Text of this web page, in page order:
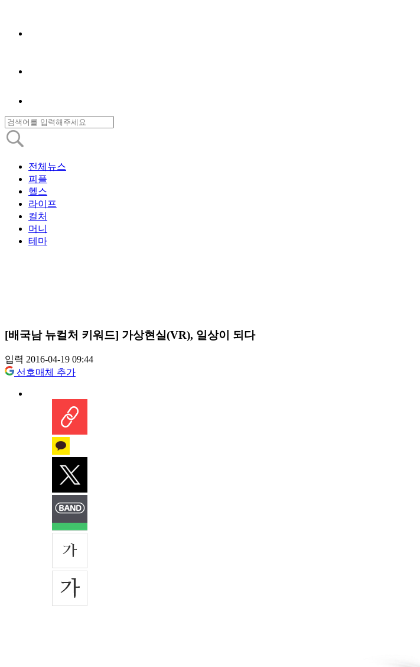
전체뉴스
피플
헬스
라이프
컬처
머니
테마
[배국남 뉴컬처 키워드] 가상현실(VR), 일상이 되다
입력 2016-04-19 09:44
선호매체 추가